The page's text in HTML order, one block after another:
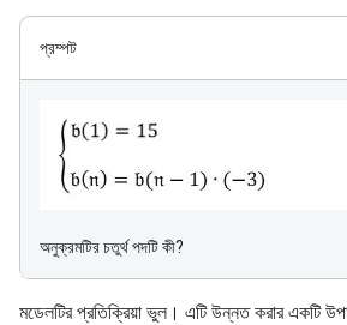
প্রম্পট
অনুক্রমটির চতুর্থ পদটি কী?
মডেলটির প্রতিক্রিয়া ভুল। এটি উন্নত করার একটি